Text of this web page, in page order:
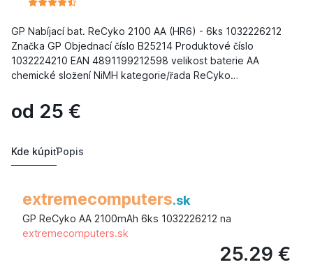
GP Nabíjací bat. ReCyko 2100 AA (HR6) - 6ks 1032226212
Značka GP Objednací číslo B25214 Produktové číslo
1032224210 EAN 4891199212598 velikost baterie AA
chemické složení NiMH kategorie/řada ReCyko…
od 25 €
Kde kúpiťPopis
extremecomputers.sk
GP ReCyko AA 2100mAh 6ks 1032226212 na
extremecomputers.sk
25.29 €